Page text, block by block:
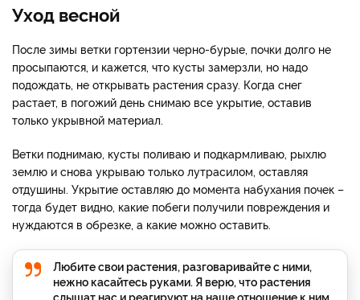
Уход весной
После зимы ветки гортензии черно-бурые, почки долго не
просыпаются, и кажется, что кусты замерзли, но надо
подождать, не открывать растения сразу. Когда снег
растает, в погожий день снимаю все укрытие, оставив
только укрывной материал.
Ветки поднимаю, кусты поливаю и подкармливаю, рыхлю
землю и снова укрываю только лутрасилом, оставляя
отдушины. Укрытие оставляю до момента набухания почек –
тогда будет видно, какие побеги получили повреждения и
нуждаются в обрезке, а какие можно оставить.
Любите свои растения, разговаривайте с ними,
нежно касайтесь руками. Я верю, что растения
слышат нас и реагируют на наше отношение к ним.